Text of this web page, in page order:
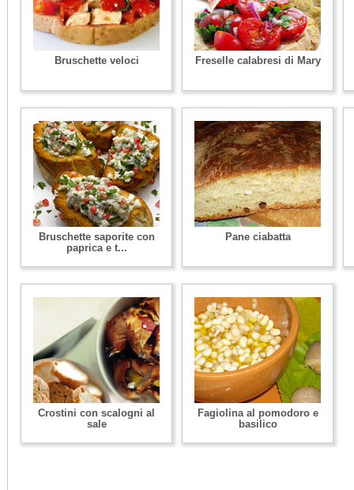
Bruschette veloci Freselle calabresi di Mary
Bruschette saporite con
paprica e t...
Pane ciabatta
Crostini con scalogni al
sale
Fagiolina al pomodoro e
basilico